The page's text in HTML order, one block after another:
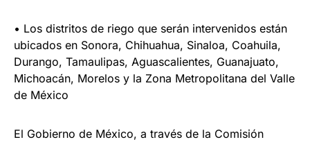
• Los distritos de riego que serán intervenidos están
ubicados en Sonora, Chihuahua, Sinaloa, Coahuila,
Durango, Tamaulipas, Aguascalientes, Guanajuato,
Michoacán, Morelos y la Zona Metropolitana del Valle
de México
El Gobierno de México, a través de la Comisión